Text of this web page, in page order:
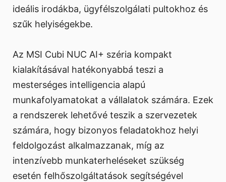
ideális irodákba, ügyfélszolgálati pultokhoz és
szűk helyiségekbe.
Az MSI Cubi NUC AI+ széria kompakt
kialakításával hatékonyabbá teszi a
mesterséges intelligencia alapú
munkafolyamatokat a vállalatok számára. Ezek
a rendszerek lehetővé teszik a szervezetek
számára, hogy bizonyos feladatokhoz helyi
feldolgozást alkalmazzanak, míg az
intenzívebb munkaterheléseket szükség
esetén felhőszolgáltatások segítségével